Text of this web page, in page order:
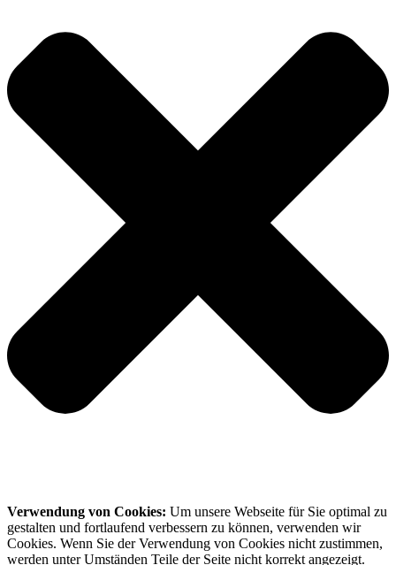
Verwendung von Cookies: Um unsere Webseite für Sie optimal zu
gestalten und fortlaufend verbessern zu können, verwenden wir
Cookies. Wenn Sie der Verwendung von Cookies nicht zustimmen,
werden unter Umständen Teile der Seite nicht korrekt angezeigt.